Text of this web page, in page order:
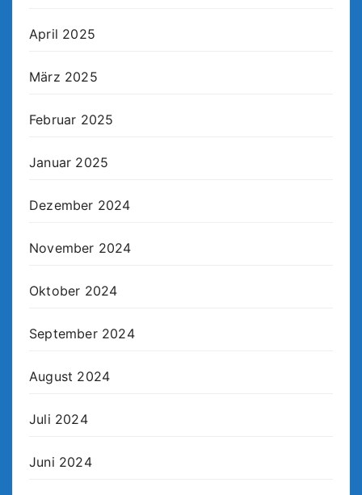
April 2025
März 2025
Februar 2025
Januar 2025
Dezember 2024
November 2024
Oktober 2024
September 2024
August 2024
Juli 2024
Juni 2024